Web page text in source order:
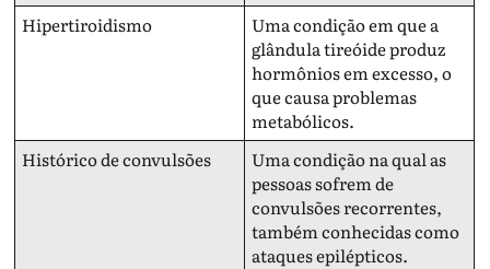
Hipertiroidismo
Uma condição em que a
glândula tireóide produz
hormônios em excesso, o
que causa problemas
metabólicos.
Histórico de convulsões
Uma condição na qual as
pessoas sofrem de
convulsões recorrentes,
também conhecidas como
ataques epilépticos.